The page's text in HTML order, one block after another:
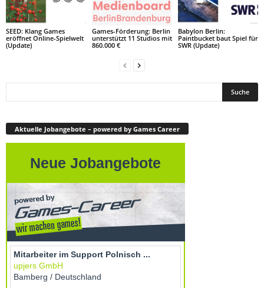
SEED: Klang Games
eröffnet Online-Spielwelt
(Update)
Games-Förderung: Berlin
unterstützt 11 Studios mit
860.000 €
Babylon Berlin:
Paintbucket baut Spiel für
SWR (Update)
Aktuelle Jobangebote – powered by Games Career